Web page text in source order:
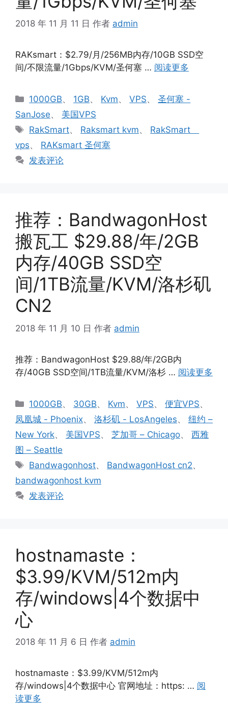
2018 年 11 月 11 日 作者 admin
RAKsmart：$2.79/月/256MB内存/10GB SSD空
间/不限流量/1Gbps/KVM/圣何塞 … 阅读更多
分
类
1000GB、 1GB、 Kvm、VPS、圣何塞 -
SanJose、 美国VPS
标
RakSmart、 Raksmart kvm、 RakSmart
vps、 RAKsmart 圣何塞
发表评论
推荐：BandwagonHost
搬瓦工 $29.88/年/2GB
内存/40GB SSD空
间/1TB流量/KVM/洛杉矶
CN2
2018 年 11 月 10 日 作者 admin
推荐：BandwagonHost $29.88/年/2GB内
存/40GB SSD空间/1TB流量/KVM/洛杉 … 阅读更多
分
类
1000GB、 30GB、 Kvm、VPS、便宜VPS、
凤凰城 - Phoenix、 洛杉矶 - LosAngeles、 纽约 –
New York、 美国VPS、 芝加哥 – Chicago、 西雅
图 – Seattle
标
签
Bandwagonhost、 BandwagonHost cn2、
bandwagonhost kvm
发表评论
hostnamaste：
$3.99/KVM/512m内
存/windows|4个数据中
心
2018 年 11 月 6 日 作者 admin
hostnamaste：$3.99/KVM/512m内
存/windows|4个数据中心 官网地址：https: … 阅
读更多